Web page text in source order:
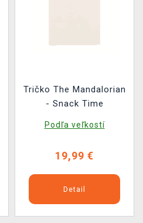
Tričko The Mandalorian
- Snack Time
Podľa veľkostí
19,99 €
Detail